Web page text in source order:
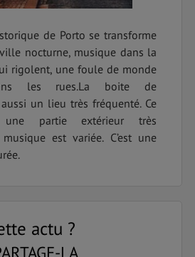
de Porto se transforme
nocturne, musique dans la
rigolent, une foule de monde
les rues.La boite de
un lieu très fréquenté. Ce
partie extérieur très
est variée. C’est une
actu ?
LA